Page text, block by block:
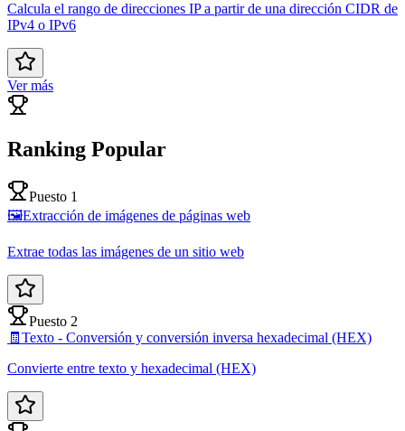
Calcula el rango de direcciones IP a partir de una dirección CIDR de
IPv4 o IPv6
Ver más
Ranking Popular
Puesto 1
🖼️Extracción de imágenes de páginas web
Extrae todas las imágenes de un sitio web
Puesto 2
🧾 Texto - Conversión y conversión inversa hexadecimal (HEX)
Convierte entre texto y hexadecimal (HEX)